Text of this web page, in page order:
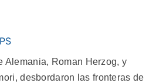
Alemania, Roman Herzog, y
desbordaron las fronteras de